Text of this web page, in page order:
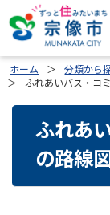
ホーム 分類から
ふれあいバス・コ
ふれあ
の路線